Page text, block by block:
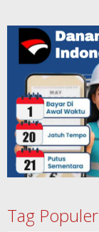
Tag Populer